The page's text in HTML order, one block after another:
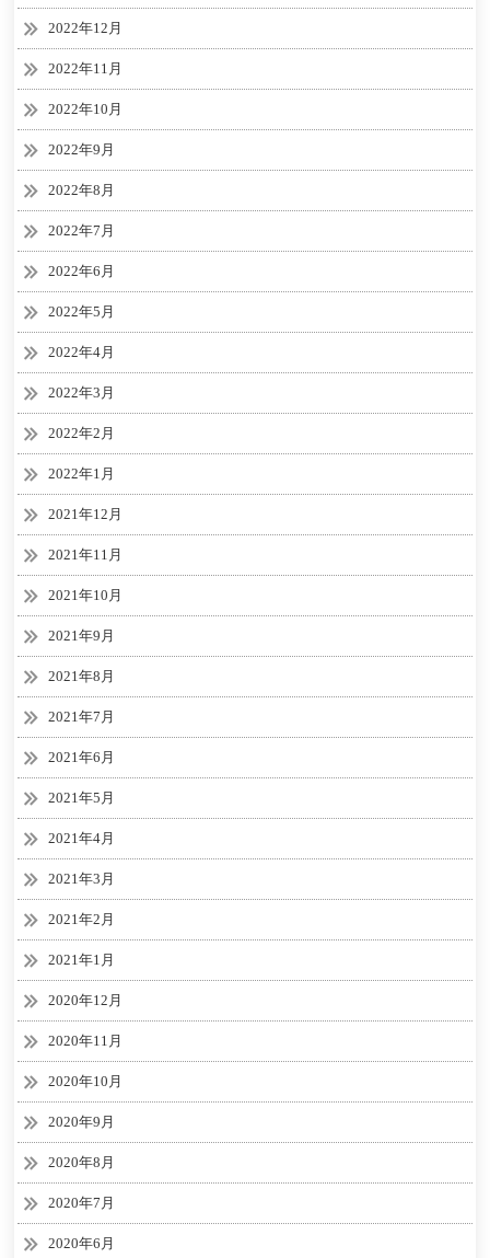
2022年12月
2022年11月
2022年10月
2022年9月
2022年8月
2022年7月
2022年6月
2022年5月
2022年4月
2022年3月
2022年2月
2022年1月
2021年12月
2021年11月
2021年10月
2021年9月
2021年8月
2021年7月
2021年6月
2021年5月
2021年4月
2021年3月
2021年2月
2021年1月
2020年12月
2020年11月
2020年10月
2020年9月
2020年8月
2020年7月
2020年6月